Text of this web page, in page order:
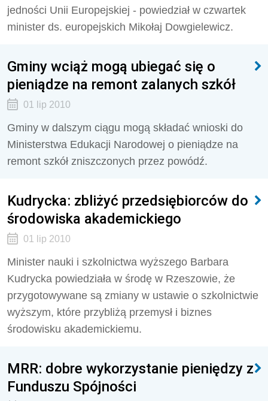
jedności Unii Europejskiej - powiedział w czwartek
minister ds. europejskich Mikołaj Dowgielewicz.
Gminy wciąż mogą ubiegać się o
pieniądze na remont zalanych szkół
01 lip 2010
Gminy w dalszym ciągu mogą składać wnioski do
Ministerstwa Edukacji Narodowej o pieniądze na
remont szkół zniszczonych przez powódź.
Kudrycka: zbliżyć przedsiębiorców do
środowiska akademickiego
01 lip 2010
Minister nauki i szkolnictwa wyższego Barbara
Kudrycka powiedziała w środę w Rzeszowie, że
przygotowywane są zmiany w ustawie o szkolnictwie
wyższym, które przybliżą przemysł i biznes
środowisku akademickiemu.
MRR: dobre wykorzystanie pieniędzy z
Funduszu Spójności